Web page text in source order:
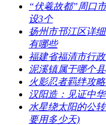
​“伏羲故都”周口
设3个
扬州市邗江区详
有哪些
福建省福清市行
泥溪镇属于哪个
火影忍者羁绊攻
汉阳造：见证中
水星绕太阳的公
要用多少天)